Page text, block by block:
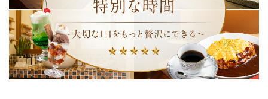
設備・オプション
ウォーターホテルK
よくあるご質問
採用情報